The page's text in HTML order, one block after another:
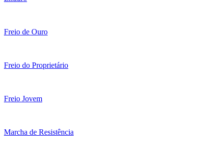
Freio de Ouro
Freio do Proprietário
Freio Jovem
Marcha de Resistência